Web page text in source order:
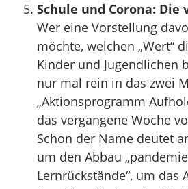
Schule und Corona: Die
Wer eine Vorstellung
möchte, welchen „Wert“
Kinder und Jugendlichen
nur mal rein in das zwei
„Aktionsprogramm
das vergangene Woche
Schon der Name deutet
um den Abbau
Lernrückstände“, um das